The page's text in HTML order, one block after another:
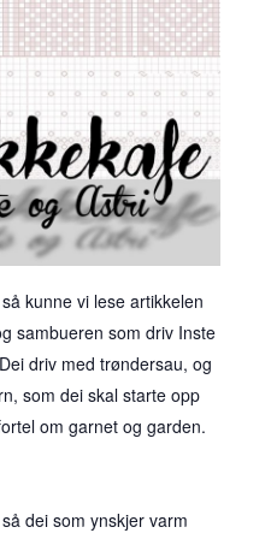
kunne vi lese artikkelen
sambueren som driv Inste
driv med trøndersau, og
som dei skal starte opp
om garnet og garden.
dei som ynskjer varm